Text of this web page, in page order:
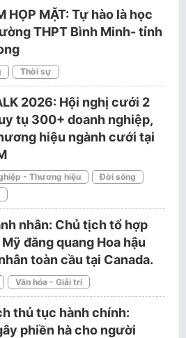
HỌP MẶT: Tự hào là học
THPT Bình Minh- tỉnh
Thời sự
2026: Hội nghị cưới 2
tụ 300+ doanh nghiệp,
hiệu ngành cưới tại
- Thương hiệu
Đời sống
nhân: Chủ tịch tổ hợp
đăng quang Hoa hậu
toàn cầu tại Canada.
Văn hóa - Giải trí
thủ tục hành chính:
phiền hà cho người